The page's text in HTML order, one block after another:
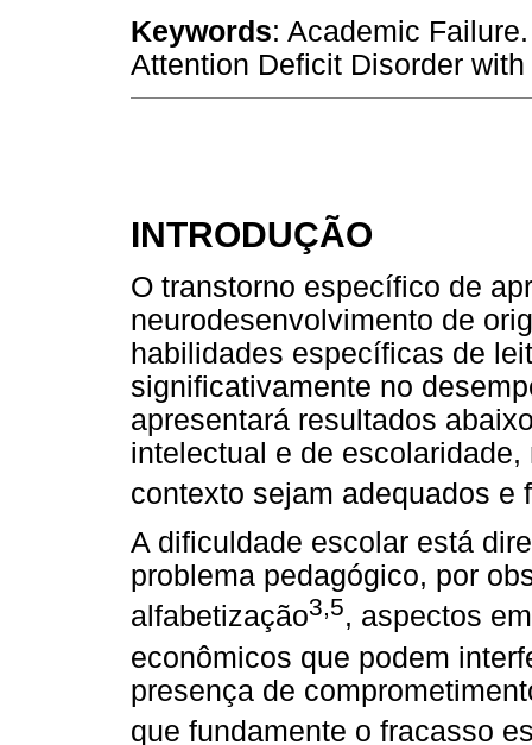
Keywords: Academic
Attention Deficit Disorder
INTRODUÇÃO
O transtorno específico de
neurodesenvolvimento de
habilidades específicas de
significativamente no
apresentará resultados
intelectual e de
contexto sejam adequados e
A dificuldade escolar está
problema pedagógico, por
alfabetização3,5, aspectos
econômicos que podem
presença de
que fundamente o fracasso